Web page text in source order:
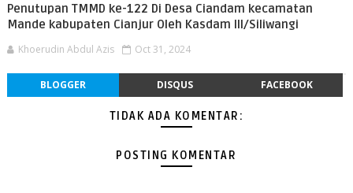
Penutupan TMMD ke-122 Di Desa Ciandam kecamatan
Mande kabupaten Cianjur Oleh Kasdam lll/Siliwangi
Khoerudin Abdul Azis Oct 31, 2024
BLOGGER DISQUS FACEBOOK
TIDAK ADA KOMENTAR:
POSTING KOMENTAR